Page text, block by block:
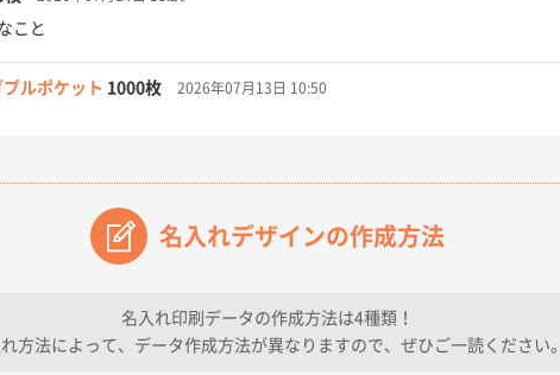
こと
ルポケット 1000枚 2026年07月13日 10:50
文ページ043000枚 2026年07月03日 09:23
名入れデザインの作成方法
名入れ印刷データの作成方法は4種類！
方法によって、データ作成方法が異なりますので、ぜひご一読ください。